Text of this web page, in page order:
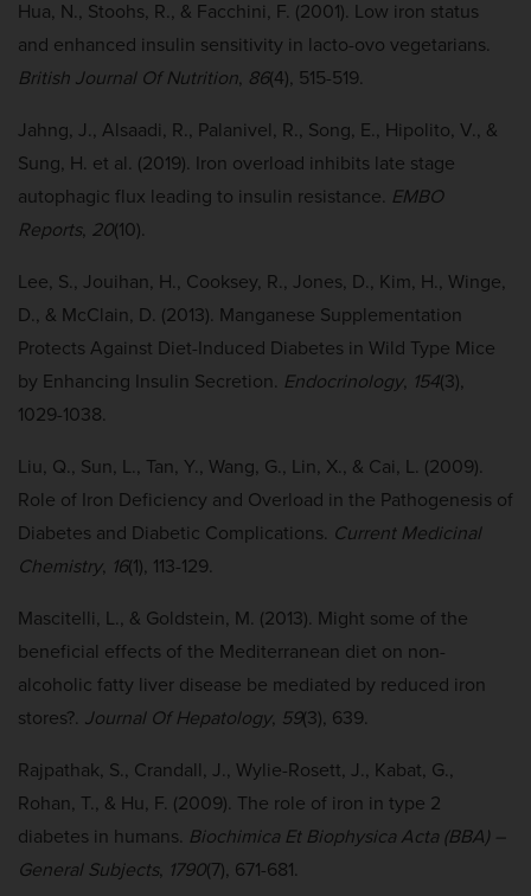
Hua, N., Stoohs, R., & Facchini, F. (2001). Low iron status
and enhanced insulin sensitivity in lacto-ovo vegetarians.
British Journal Of Nutrition, 86(4), 515-519.
Jahng, J., Alsaadi, R., Palanivel, R., Song, E., Hipolito, V., &
Sung, H. et al. (2019). Iron overload inhibits late stage
autophagic flux leading to insulin resistance. EMBO
Reports, 20(10).
Lee, S., Jouihan, H., Cooksey, R., Jones, D., Kim, H., Winge,
D., & McClain, D. (2013). Manganese Supplementation
Protects Against Diet-Induced Diabetes in Wild Type Mice
by Enhancing Insulin Secretion. Endocrinology, 154(3),
1029-1038.
Liu, Q., Sun, L., Tan, Y., Wang, G., Lin, X., & Cai, L. (2009).
Role of Iron Deficiency and Overload in the Pathogenesis of
Diabetes and Diabetic Complications. Current Medicinal
Chemistry, 16(1), 113-129.
Mascitelli, L., & Goldstein, M. (2013). Might some of the
beneficial effects of the Mediterranean diet on non-
alcoholic fatty liver disease be mediated by reduced iron
stores?. Journal Of Hepatology, 59(3), 639.
Rajpathak, S., Crandall, J., Wylie-Rosett, J., Kabat, G.,
Rohan, T., & Hu, F. (2009). The role of iron in type 2
diabetes in humans. Biochimica Et Biophysica Acta (BBA) –
General Subjects, 1790(7), 671-681.